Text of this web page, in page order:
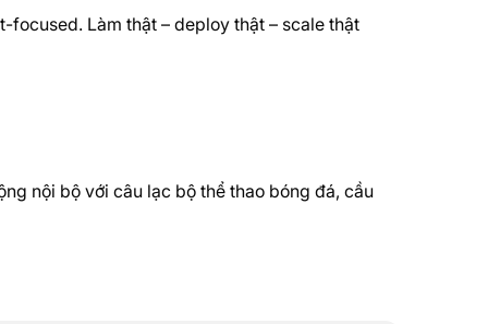
Làm thật – deploy thật – scale thật
nội bộ với câu lạc bộ thể thao bóng đá, cầu